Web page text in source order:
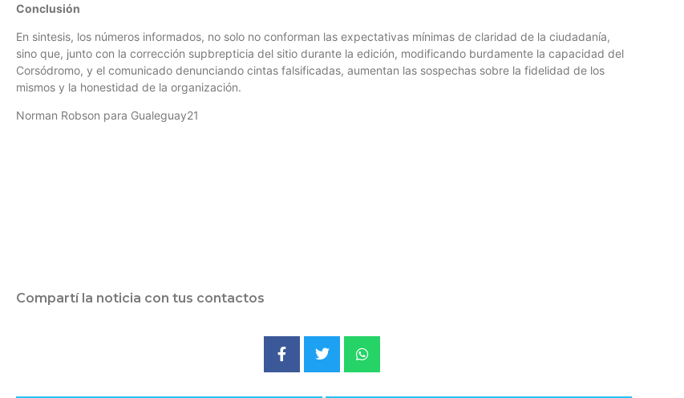
Conclusión
En sintesis, los números informados, no solo no conforman las expectativas mínimas de claridad de la ciudadanía,
sino que, junto con la corrección supbrepticia del sitio durante la edición, modificando burdamente la capacidad del
Corsódromo, y el comunicado denunciando cintas falsificadas, aumentan las sospechas sobre la fidelidad de los
mismos y la honestidad de la organización.
Norman Robson para Gualeguay21
Compartí la noticia con tus contactos